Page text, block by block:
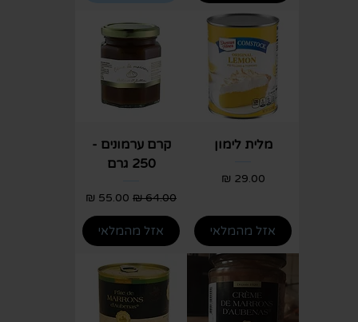
מלית לימון
מחיר
אזל מהמלאי
קרם ערמונים -
250 גרם
מחיר רגיל מחיר מבצע
אזל מהמלאי